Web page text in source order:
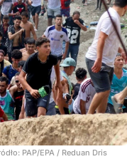
PAP/EPA / Reduan Dris